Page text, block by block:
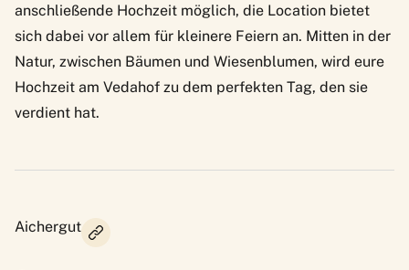
anschließende Hochzeit möglich, die Location bietet
sich dabei vor allem für kleinere Feiern an. Mitten in der
Natur, zwischen Bäumen und Wiesenblumen, wird eure
Hochzeit am Vedahof zu dem perfekten Tag, den sie
verdient hat.
Aichergut